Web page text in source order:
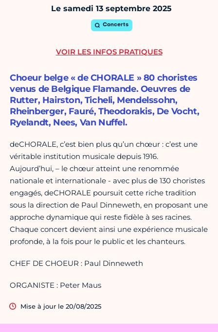
Le samedi 13 septembre 2025
Concerts
Choeur belge « de CHORALE » 80 choristes
venus de Belgique Flamande. Oeuvres de
Rutter, Hairston, Ticheli, Mendelssohn,
Rheinberger, Fauré, Theodorakis, De Vocht,
Ryelandt, Nees, Van Nuffel.
deCHORALE, c’est bien plus qu’un chœur : c’est une
véritable institution musicale depuis 1916.
Aujourd’hui, – le chœur atteint une renommée
nationale et internationale - avec plus de 130 choristes
engagés, deCHORALE poursuit cette riche tradition
sous la direction de Paul Dinneweth, en proposant une
approche dynamique qui reste fidèle à ses racines.
Chaque concert devient ainsi une expérience musicale
profonde, à la fois pour le public et les chanteurs.
CHEF DE CHOEUR : Paul Dinneweth
ORGANISTE : Peter Maus
Mise à jour le 20/08/2025
VOIR LES INFOS PRATIQUES